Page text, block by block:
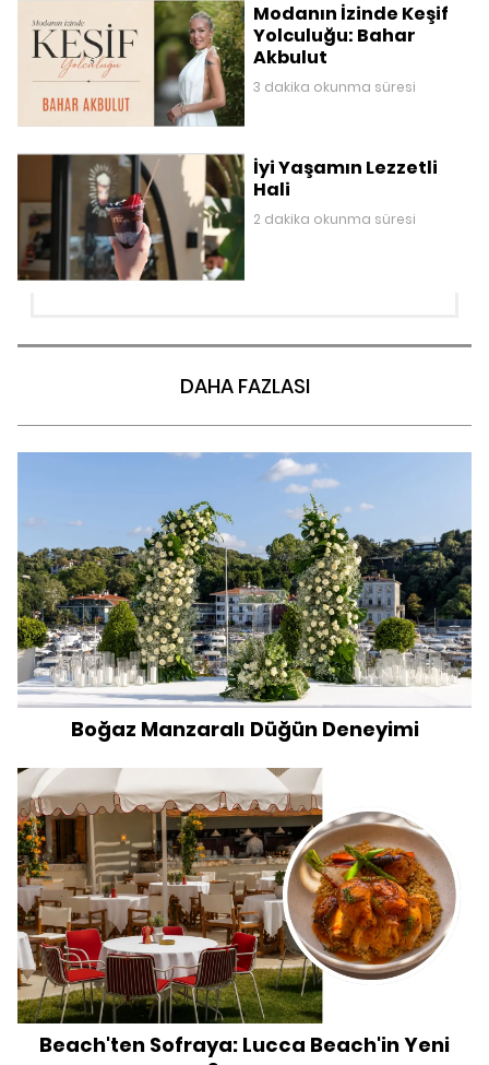
Modanın İzinde Keşif
Yolculuğu: Bahar
Akbulut
3 dakika okunma süresi
İyi Yaşamın Lezzetli
Hali
2 dakika okunma süresi
DAHA FAZLASI
Boğaz Manzaralı Düğün Deneyimi
Beach'ten Sofraya: Lucca Beach'in Yeni